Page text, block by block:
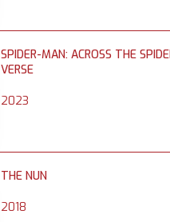
SPIDER-MAN: ACROSS THE
VERSE
2023
THE NUN
2018